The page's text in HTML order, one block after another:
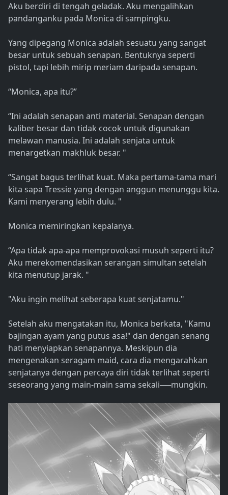
Aku berdiri di tengah geladak. Aku mengalihkan
pandanganku pada Monica di sampingku.
Yang dipegang Monica adalah sesuatu yang sangat
besar untuk sebuah senapan. Bentuknya seperti
pistol, tapi lebih mirip meriam daripada senapan.
“Monica, apa itu?”
“Ini adalah senapan anti material. Senapan dengan
kaliber besar dan tidak cocok untuk digunakan
melawan manusia. Ini adalah senjata untuk
menargetkan makhluk besar. "
“Sangat bagus terlihat kuat. Maka pertama-tama mari
kita sapa Tressie yang dengan anggun menunggu kita.
Kami menyerang lebih dulu. "
Monica memiringkan kepalanya.
“Apa tidak apa-apa memprovokasi musuh seperti itu?
Aku merekomendasikan serangan simultan setelah
kita menutup jarak. "
"Aku ingin melihat seberapa kuat senjatamu."
Setelah aku mengatakan itu, Monica berkata, "Kamu
bajingan ayam yang putus asa!" dan dengan senang
hati menyiapkan senapannya. Meskipun dia
mengenakan seragam maid, cara dia mengarahkan
senjatanya dengan percaya diri tidak terlihat seperti
seseorang yang main-main sama sekali──mungkin.